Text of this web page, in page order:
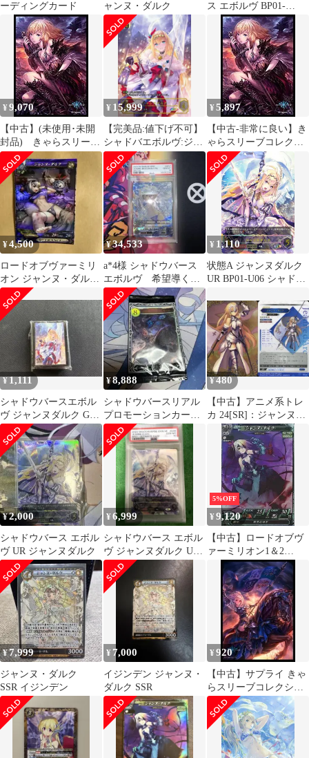
ーディングカード
ャンヌ・ダルク
ス エボルヴ BP01-
U06[UR]：ジャンヌダ
ルク
¥9,070
【中古】(未使用･未開
封品) きゃらスリーブ
コレクション マットシ
リーズ Shadowverse
「ダークジャンヌ」
(No.MT335) wyeba8q
¥ 15,999
【完美品:値下げ不可】
シャドバエボルヴ:ジャ
ンヌ(SP)
¥5,897
【中古-非常に良い】き
ゃらスリーブコレクシ
ョン マットシリーズ
Shadowverse 「ダークジ
ャンヌ」 (No.MT335)
¥4,500
ロードオブヴァーミリ
オン ジャンヌ・ダル
ク SP
¥34,533
a*4様 シャドウバース
エボルヴ 希望導く聖
乙女ジャンヌ SP
PSA10
¥ 1,110
状態A ジャンヌダルク
UR BP01-U06 シャドウ
Shadowverse EVOLVE
シャドバ
¥1,111
シャドウバースエボル
ヴ ジャンヌダルク GP
スリーブ
¥8,888
シャドウバースリアル
プロモーションカード
ジャンヌダルク
¥480
【中古】アニメ系トレ
カ 24[SR]：ジャンヌ・
ダルク
¥2,000
シャドウバース エボル
ヴ UR ジャンヌダルク
¥6,999
シャドウバース エボル
ヴ ジャンヌダルク UR
PSA10
5%OFF
¥9,120
【中古】ロードオブヴ
ァーミリオン1＆2
SP007[SP]：ジャンヌダ
ルク
¥7,999
ジャンヌ・ダルク
SSR イジンデン
¥ 7,000
イジンデン ジャンヌ・
ダルク SSR
¥920
【中古】サプライ きゃ
らスリーブコレクショ
ン マットシリーズ
Shadowverse 「ジャンヌ
ダルク」 [No.MT387]